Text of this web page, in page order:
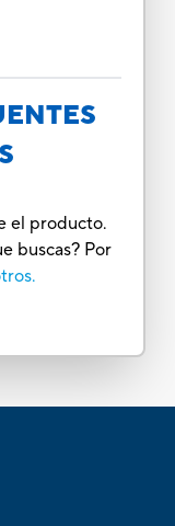
el producto.
buscas? Por